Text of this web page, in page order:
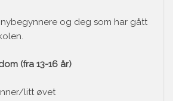
nybegynnere og deg som har gått
(fra 13-16 år)
litt øvet